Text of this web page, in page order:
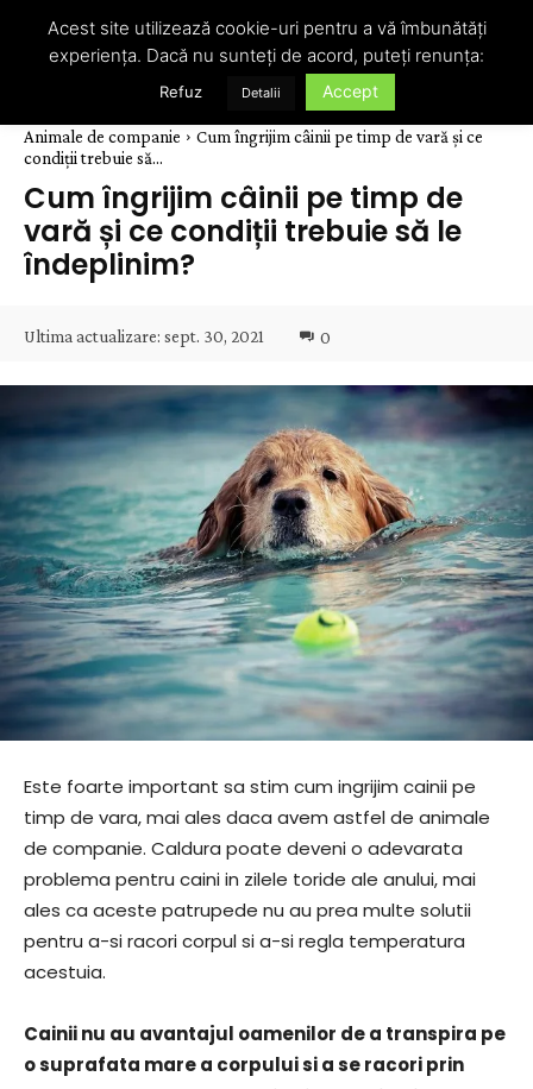
Animale de companie
Cum îngrijim câinii pe timp de vară și ce
condiții trebuie să...
Cum îngrijim câinii pe timp de
vară și ce condiții trebuie să le
îndeplinim?
Ultima actualizare: sept. 30, 2021 0
Este foarte important sa stim cum ingrijim cainii pe
timp de vara, mai ales daca avem astfel de animale
de companie. Caldura poate deveni o adevarata
problema pentru caini in zilele toride ale anului, mai
ales ca aceste patrupede nu au prea multe solutii
pentru a-si racori corpul si a-si regla temperatura
acestuia.
Cainii nu au avantajul oamenilor de a transpira pe
o suprafata mare a corpului si a se racori prin
Acest site utilizează cookie-uri pentru a vă îmbunătăți
experiența. Dacă nu sunteți de acord, puteți renunța:
Refuz Detalii Accept